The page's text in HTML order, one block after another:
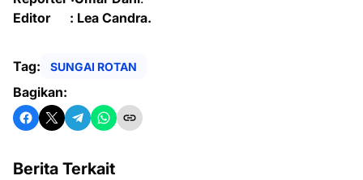
Editor : Lea Candra.
Tag: SUNGAI ROTAN
Bagikan:
Berita Terkait